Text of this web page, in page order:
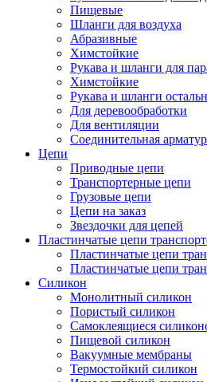
Пищевые
Шланги для воздуха
Абразивные
Химстойкие
Рукава и шланги для
Химстойкие
Рукава и шланги
Для деревообработки
Для вентиляции
Соединительная
Цепи
Приводные цепи
Транспортерные цепи
Грузовые цепи
Цепи на заказ
Звездочки для цепей
Пластинчатые цепи
Пластинчатые цепи
Пластинчатые цепи
Силикон
Монолитный силикон
Пористый силикон
Самоклеящиеся
Пищевой силикон
Вакуумные мембраны
Термостойкий силикон